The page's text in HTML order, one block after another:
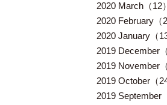
2020 March（12）
2020 February（
2020 January（13
2019 December（
2019 November（
2019 October（24
2019 September